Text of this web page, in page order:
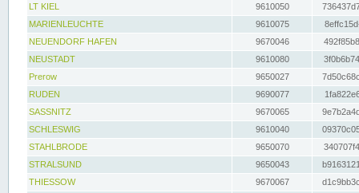
LT KIEL
9610050
MARIENLEUCHTE
9610075
NEUENDORF HAFEN
9670046
NEUSTADT
9610080
Prerow
9650027
RUDEN
9690077
SASSNITZ
9670065
SCHLESWIG
9610040
STAHLBRODE
9650070
STRALSUND
9650043
THIESSOW
9670067